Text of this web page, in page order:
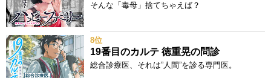
そんな「毒母」捨てちゃえば？
8位
19番目のカルテ 徳重晃の問診
総合診療医、それは”人間”を診る専門医。